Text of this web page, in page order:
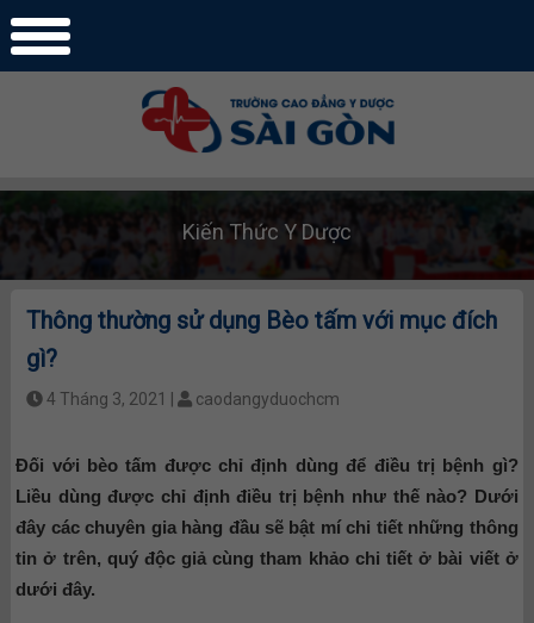
Kiến Thức Y Dược
Thông thường sử dụng Bèo tấm với mục đích
gì?
4 Tháng 3, 2021 | caodangyduochcm
Đối với bèo tấm được chỉ định dùng để điều trị bệnh gì?
Liều dùng được chỉ định điều trị bệnh như thế nào? Dưới
đây các chuyên gia hàng đầu sẽ bật mí chi tiết những thông
tin ở trên, quý độc giả cùng tham khảo chi tiết ở bài viết ở
dưới đây.